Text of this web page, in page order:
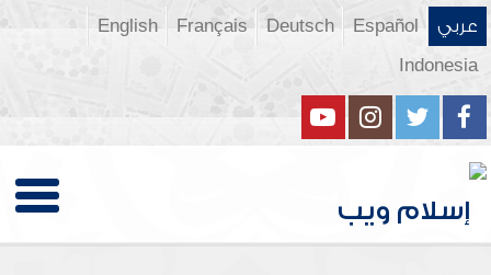
عربي Español
Deutsch
Français
English
Indonesia